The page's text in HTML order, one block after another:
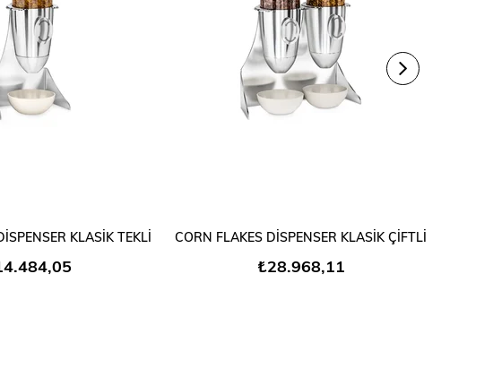
EKLE
KLASİK TEKLİ
SEPETE EKLE
CORN FLAKES DİSPENSER KLASİK ÇİFTLİ
₺28.968,11